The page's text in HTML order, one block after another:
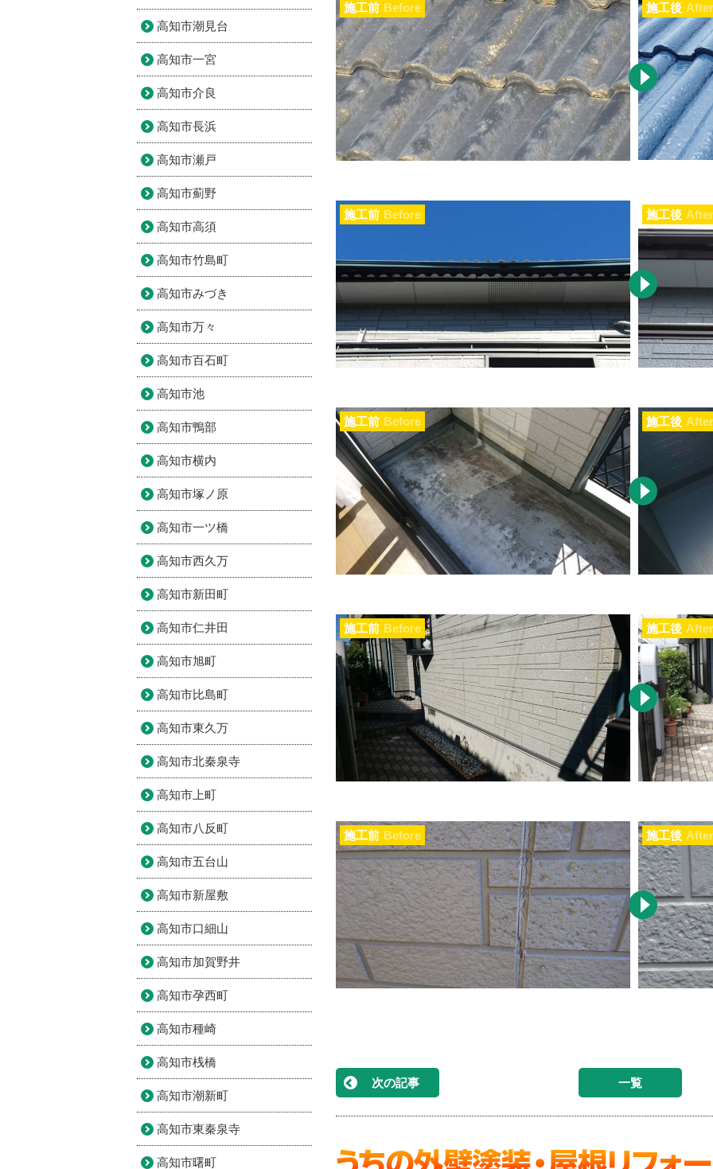
施工前 Before 施工後 After
施工前 Before 施工後 After
施工前 Before 施工後 After
施工前 Before 施工後 After
施工前 Before 施工後 After
次の記事 一覧
高知市潮見台
高知市一宮
高知市介良
高知市長浜
高知市瀬戸
高知市薊野
高知市高須
高知市竹島町
高知市みづき
高知市万々
高知市百石町
高知市池
高知市鴨部
高知市横内
高知市塚ノ原
高知市一ツ橋
高知市西久万
高知市新田町
高知市仁井田
高知市旭町
高知市比島町
高知市東久万
高知市北秦泉寺
高知市上町
高知市八反町
高知市五台山
高知市新屋敷
高知市口細山
高知市加賀野井
高知市孕西町
高知市種崎
高知市桟橋
高知市潮新町
高知市東秦泉寺
高知市曙町